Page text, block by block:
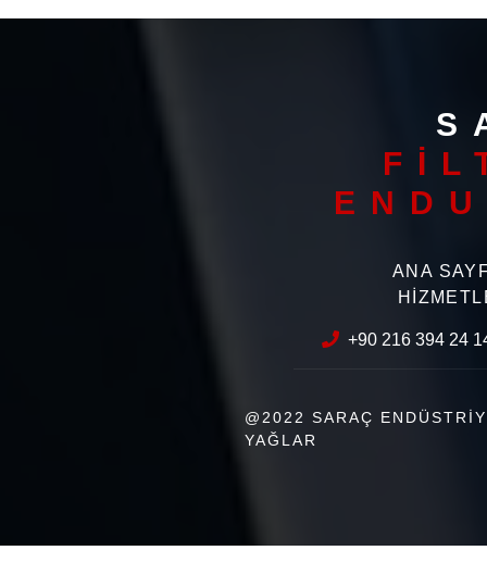
ANA
+90 216 394 24
@2022 SARAÇ
YAĞLAR